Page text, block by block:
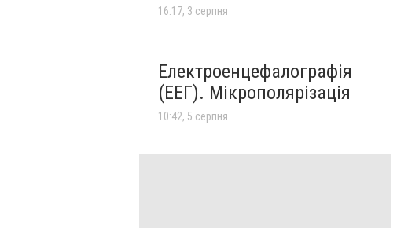
16:17, 3 серпня
Електроенцефалографія
(ЕЕГ). Мікрополярізація
10:42, 5 серпня